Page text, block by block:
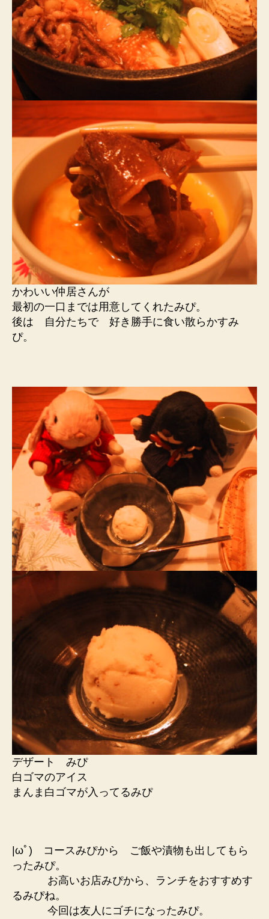
かわいい仲居さんが
最初の一口までは用意してくれたみぴ。
後は 自分たちで 好き勝手に食い散らかすみ
ぴ。
デザート みぴ
白ゴマのアイス
まんま白ゴマが入ってるみぴ
|ωﾟ) コースみぴから ご飯や漬物も出してもら
ったみぴ。
お高いお店みぴから、ランチをおすすめす
るみぴね。
今回は友人にゴチになったみぴ。